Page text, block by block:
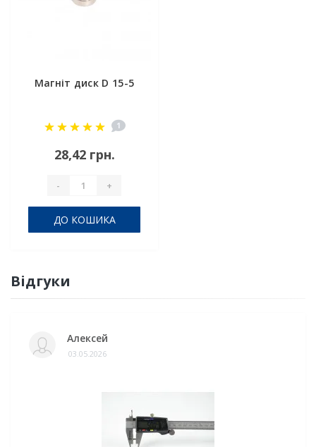
Магніт диск D 15-5
1
28,42 грн.
- +
ДО КОШИКА
Відгуки
Алексей
03.05.2026